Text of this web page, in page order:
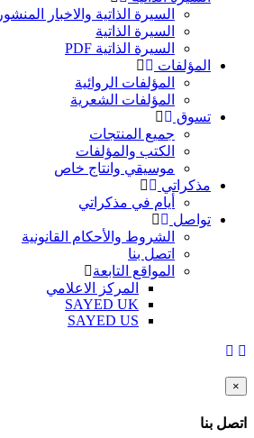
السيرة الذاتية والاخبار المنشور
السيرة الذاتية
السيرة الذاتية PDF
المؤلفات
المؤلفات الروائية
المؤلفات الشعرية
تسوق
جميع المنتجات
الكتب والمؤلفات
موسيقي وانتاج خاص
مذكراتي
أيام في مذكراتي
تواصل
الشروط والأحكام القانونية
اتصل بنا
المواقع التابعة
المركز الاعلامي
SAYED UK
SAYED US
×
اتصل بنا